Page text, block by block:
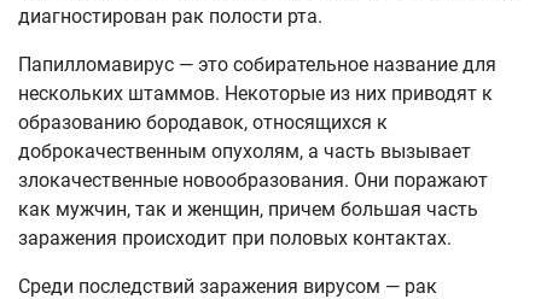
диагностирован рак полости рта.
Папилломавирус — это собирательное название для
нескольких штаммов. Некоторые из них приводят к
образованию бородавок, относящихся к
доброкачественным опухолям, а часть вызывает
злокачественные новообразования. Они поражают
как мужчин, так и женщин, причем большая часть
заражения происходит при половых контактах.
Среди последствий заражения вирусом — рак